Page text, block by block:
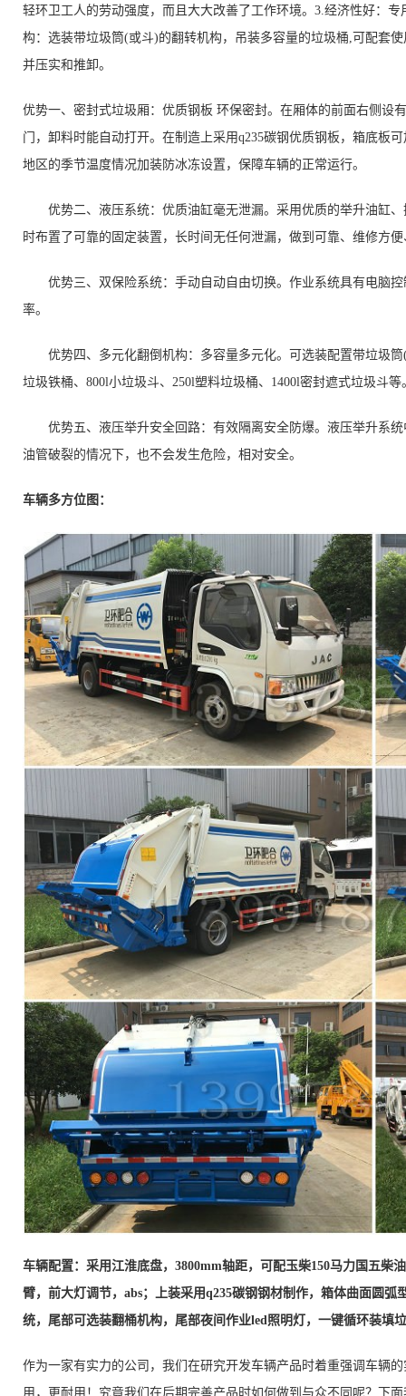
轻环卫工人的劳动强度，而且大大改善了工作环境。3.经济性好：
构：选装带垃圾筒(或斗)的翻转机构，吊装多容量的垃圾桶,可配套
并压实和推卸。
优势一、密封式垃圾厢：优质钢板 环保密封。在厢体的前面右侧设
门，卸料时能自动打开。在制造上采用q235碳钢优质钢板，箱底板
地区的季节温度情况加装防冰冻设置，保障车辆的正常运行。
优势二、液压系统：优质油缸毫无泄漏。采用优质的举升油缸、
时布置了可靠的固定装置，长时间无任何泄漏，做到可靠、维修方
优势三、双保险系统：手动自动自由切换。作业系统具有电脑控
率。
优势四、多元化翻倒机构：多容量多元化。可选装配置带垃圾筒
垃圾铁桶、800l小垃圾斗、250l塑料垃圾桶、1400l密封遮式垃圾斗等
优势五、液压举升安全回路：有效隔离安全防爆。液压举升系统
油管破裂的情况下，也不会发生危险，相对安全。
车辆多方位图：
车辆配置：采用江淮底盘，3800mm轴距，可配玉柴150马力国五柴
臂，前大灯调节， abs；上装采用q235碳钢钢材制作，箱体曲面圆
统，尾部可选装翻桶机构，尾部夜间作业led照明灯，一键循环装填
作为一家有实力的公司，我们在研究开发车辆产品时着重强调车辆
用，更耐用！究竟我们在后期完善产品时如何做到与众不同呢？下